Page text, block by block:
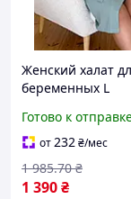
Женский халат
беременных L
кимоно домашний
из хлопка легкая
для роддома
Готово к
от232₴/мес
1 390₴
1 985.70 ₴